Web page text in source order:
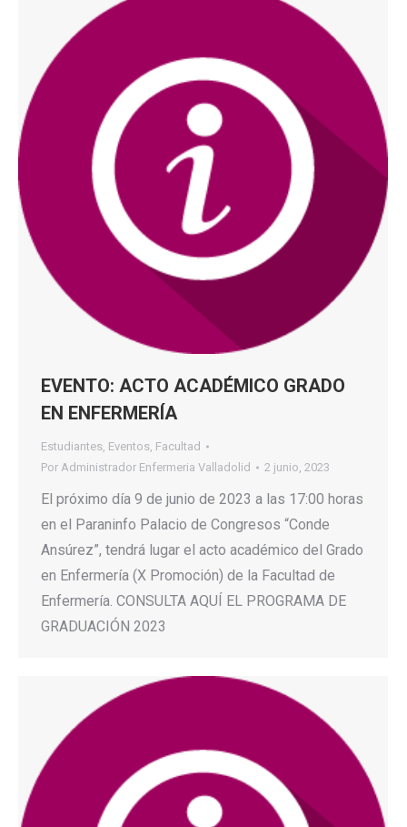
EVENTO: ACTO ACADÉMICO GRADO
EN ENFERMERÍA
Estudiantes, Eventos, Facultad
Por Administrador Enfermeria Valladolid 2 junio, 2023
El próximo día 9 de junio de 2023 a las 17:00 horas
en el Paraninfo Palacio de Congresos “Conde
Ansúrez”, tendrá lugar el acto académico del Grado
en Enfermería (X Promoción) de la Facultad de
Enfermería. CONSULTA AQUÍ EL PROGRAMA DE
GRADUACIÓN 2023